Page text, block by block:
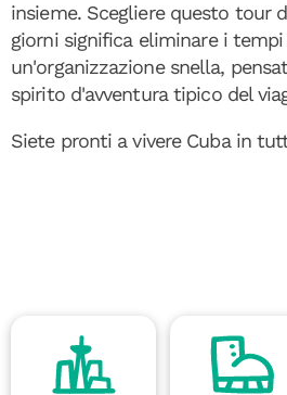
insieme. Scegliere questo tour
giorni significa eliminare i
un'organizzazione snella,
spirito d'avventura tipico del
Siete pronti a vivere Cuba in